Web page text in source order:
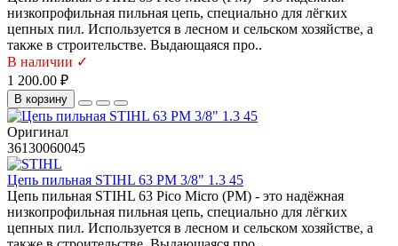
низкопрофильная пильная цепь, специально для лёгких
цепных пил. Используется в лесном и сельском хозяйстве, а
также в строительстве. Выдающаяся про..
В наличии ✓
1 200.00 ₽
В корзину
Оригинал
36130060045
Цепь пильная STIHL 63 PM 3/8" 1.3 45
Цепь пильная STIHL 63 Pico Micro (PM) - это надёжная
низкопрофильная пильная цепь, специально для лёгких
цепных пил. Используется в лесном и сельском хозяйстве, а